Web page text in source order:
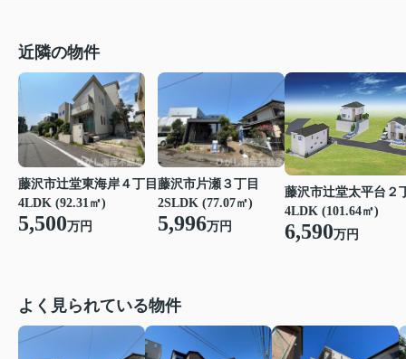
近隣の物件
藤沢市辻堂東海岸４丁目
4LDK (92.31㎡)
5,500万円
藤沢市片瀬３丁目
2SLDK (77.07㎡)
5,996万円
藤沢市辻堂太平台２
4LDK (101.64㎡)
6,590万円
よく見られている物件